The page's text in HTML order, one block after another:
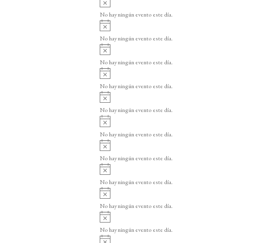
o
v
i
o
No hay ningún evento este día.
v
i
o
No hay ningún evento este día.
v
i
o
No hay ningún evento este día.
v
i
o
No hay ningún evento este día.
v
i
o
No hay ningún evento este día.
A
v
i
o
No hay ningún evento este día.
A
v
i
o
No hay ningún evento este día.
A
v
i
o
No hay ningún evento este día.
v
i
o
No hay ningún evento este día.
v
i
No hay ningún evento este día.